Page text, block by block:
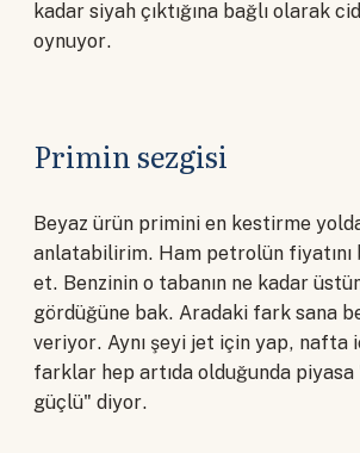
kadar siyah çıktığına bağlı olarak
oynuyor.
Primin sezgisi
Beyaz ürün primini en kestirme
anlatabilirim. Ham petrolün
et. Benzinin o tabanın ne kadar
gördüğüne bak. Aradaki fark sana
veriyor. Aynı şeyi jet için yap, nafta
farklar hep artıda olduğunda
güçlü" diyor.